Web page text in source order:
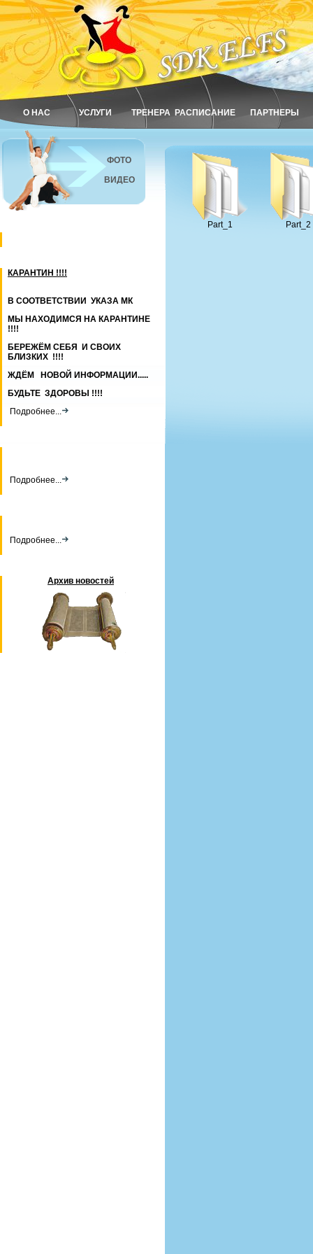
О НАС УСЛУГИ ТРЕНЕРА РАСПИСАНИЕ ПАРТНЕРЫ
ФОТО
ВИДЕО
КАРАНТИН !!!!
В СООТВЕТСТВИИ УКАЗА МК
МЫ НАХОДИМСЯ НА КАРАНТИНЕ
!!!!
БЕРЕЖЁМ СЕБЯ И СВОИХ
БЛИЗКИХ !!!!
ЖДЁМ НОВОЙ ИНФОРМАЦИИ.....
БУДЬТЕ ЗДОРОВЫ !!!!
Подробнее...
Подробнее...
Подробнее...
Архив новостей
Part_1 Part_2